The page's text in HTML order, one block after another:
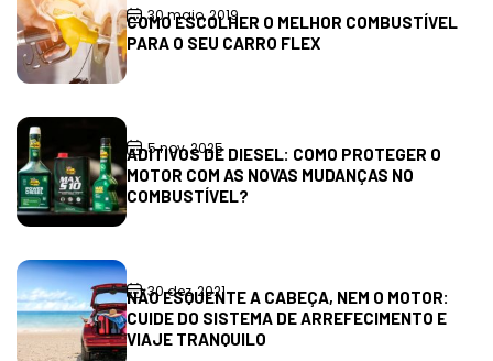
30 maio, 2019
COMO ESCOLHER O MELHOR COMBUSTÍVEL
PARA O SEU CARRO FLEX
5 nov, 2025
ADITIVOS DE DIESEL: COMO PROTEGER O
MOTOR COM AS NOVAS MUDANÇAS NO
COMBUSTÍVEL?
30 dez, 2021
NÃO ESQUENTE A CABEÇA, NEM O MOTOR:
CUIDE DO SISTEMA DE ARREFECIMENTO E
VIAJE TRANQUILO